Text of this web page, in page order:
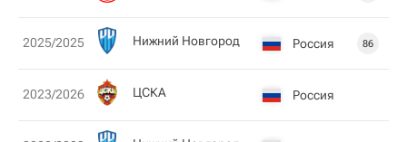
2025/2025 Нижний Новгород Россия 86
2023/2026 ЦСКА Россия